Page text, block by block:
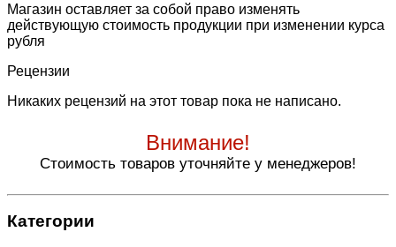
Магазин оставляет за собой право изменять
действующую стоимость продукции при изменении курса
рубля
Рецензии
Никаких рецензий на этот товар пока не написано.
Внимание!
Стоимость товаров уточняйте у менеджеров!
Категории